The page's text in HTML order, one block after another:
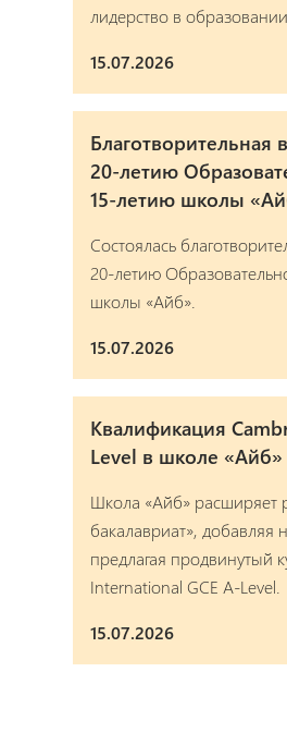
лидерство в
15.07.2026
Благотворительная
20-летию
15-летию школы
Состоялась
20-летию
школы «Айб».
15.07.2026
Квалификация
Level в школе «Айб»
Школа «Айб» расширяет
бакалавриат»,
предлагая продвинутый
International GCE A-Level.
15.07.2026